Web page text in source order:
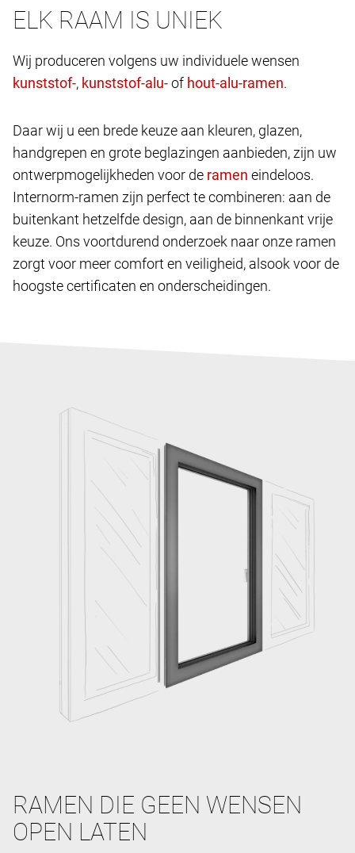
ELK RAAM IS UNIEK
Wij produceren volgens uw individuele wensen
,
of .
Daar wij u een brede keuze aan kleuren, glazen,
handgrepen en grote beglazingen aanbieden, zijn uw
ontwerpmogelijkheden voor de
eindeloos.
Internorm-ramen zijn perfect te combineren: aan de
buitenkant hetzelfde design, aan de binnenkant vrije
keuze. Ons voortdurend onderzoek naar onze ramen
zorgt voor meer comfort en veiligheid, alsook voor de
hoogste certificaten en onderscheidingen.
RAMEN DIE GEEN WENSEN
OPEN LATEN